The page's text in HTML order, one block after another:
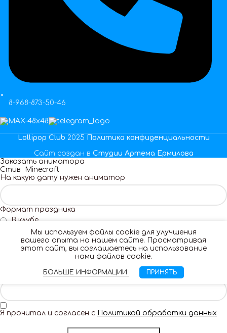
8-968-873-50-46
Lollipop Club 2025 Политика конфиденциальности
Сайт создан в Студии Артема Ермилова
Мы используем файлы cookie для улучшения
вашего опыта на нашем сайте. Просматривая
этот сайт, вы соглашаетесь на использование
нами файлов cookie.
БОЛЬШЕ ИНФОРМАЦИИ ПРИНЯТЬ
Заказать аниматора
Стив Minecraft
На какую дату нужен аниматор
Формат праздника
В клубе
На дом
Ваше Имя
Ваш телефон
Я прочитал и согласен с Политикой обработки данных